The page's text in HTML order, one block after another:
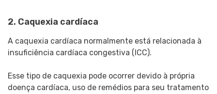
2. Caquexia cardíaca
A caquexia cardíaca normalmente está relacionada à
insuficiência cardíaca congestiva (ICC).
Esse tipo de caquexia pode ocorrer devido à própria
doença cardíaca, uso de remédios para seu tratamento